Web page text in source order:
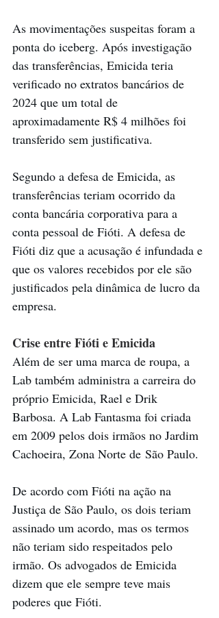
As movimentações suspeitas foram a
ponta do iceberg. Após investigação
das transferências, Emicida teria
verificado no extratos bancários de
2024 que um total de
aproximadamente R$ 4 milhões foi
transferido sem justificativa.
Segundo a defesa de Emicida, as
transferências teriam ocorrido da
conta bancária corporativa para a
conta pessoal de Fióti. A defesa de
Fióti diz que a acusação é infundada e
que os valores recebidos por ele são
justificados pela dinâmica de lucro da
empresa.
Crise entre Fióti e Emicida
Além de ser uma marca de roupa, a
Lab também administra a carreira do
próprio Emicida, Rael e Drik
Barbosa. A Lab Fantasma foi criada
em 2009 pelos dois irmãos no Jardim
Cachoeira, Zona Norte de São Paulo.
De acordo com Fióti na ação na
Justiça de São Paulo, os dois teriam
assinado um acordo, mas os termos
não teriam sido respeitados pelo
irmão. Os advogados de Emicida
dizem que ele sempre teve mais
poderes que Fióti.